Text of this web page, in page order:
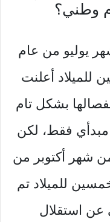
وطني؟
يوليو من عام
للميلاد أعلنت
بشكل تام
فقط، لكن
شهر أكتوبر من
للميلاد تم
عن استقلال